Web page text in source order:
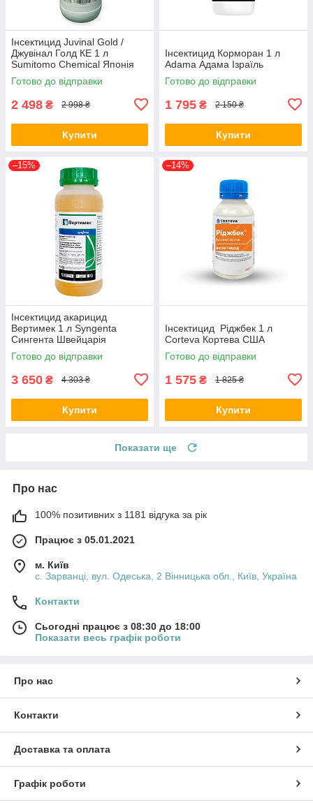
Інсектицид Juvinal Gold /
Джувінал Голд КЕ 1 л
Sumitomo Chemical Японія
Готово до відправки
2 498 ₴ 2 998 ₴
Купити
Інсектицид Корморан 1 л
Аdama Адама Ізраїль
Готово до відправки
1 795 ₴ 2 150 ₴
Купити
–15%
Інсектицид акарицид
Вертимек 1 л Syngenta
Сингента Швейцарія
Готово до відправки
3 650 ₴ 4 303 ₴
Купити
–14%
Інсектицид Ріджбек 1 л
Corteva Кортева США
Готово до відправки
1 575 ₴ 1 825 ₴
Купити
Показати ще
Про нас
100% позитивних з 1181 відгука за рік
Працює з 05.01.2021
м. Київ
с. Зарванці, вул. Одеська, 2 Вінницька обл., Київ, Україна
Контакти
Сьогодні працює з 08:30 до 18:00
Показати весь графік роботи
Про нас
Контакти
Доставка та оплата
Графік роботи